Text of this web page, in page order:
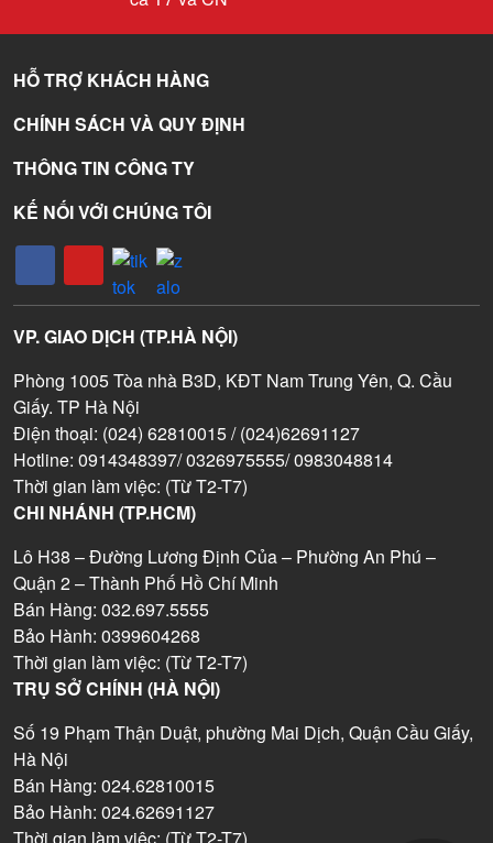
HỖ TRỢ KHÁCH HÀNG
CHÍNH SÁCH VÀ QUY ĐỊNH
THÔNG TIN CÔNG TY
KẾ NỐI VỚI CHÚNG TÔI
VP. GIAO DỊCH (TP.HÀ NỘI)
Phòng 1005 Tòa nhà B3D, KĐT Nam Trung Yên, Q. Cầu
Giấy. TP Hà Nội
Điện thoại: (024) 62810015 / (024)62691127
Hotline: 0914348397/ 0326975555/ 0983048814
Thời gian làm việc: (Từ T2-T7)
CHI NHÁNH (TP.HCM)
Lô H38 – Đường Lương Định Của – Phường An Phú –
Quận 2 – Thành Phố Hồ Chí Minh
Bán Hàng: 032.697.5555
Bảo Hành: 0399604268
Thời gian làm việc: (Từ T2-T7)
TRỤ SỞ CHÍNH (HÀ NỘI)
Số 19 Phạm Thận Duật, phường Mai Dịch, Quận Cầu Giấy,
Hà Nội
Bán Hàng: 024.62810015
Bảo Hành: 024.62691127
Thời gian làm việc: (Từ T2-T7)